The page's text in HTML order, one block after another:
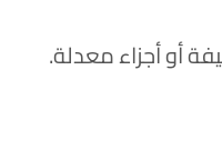
أو أجزاء معدلة.